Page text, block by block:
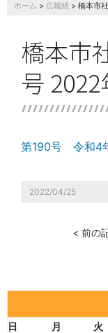
ホーム > 広報紙 > 橋本市
橋本市
号 2022
第190号 令和4
2022/04/25
< 前の
日
月 火